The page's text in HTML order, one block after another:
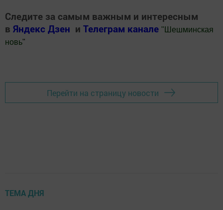
Следите за самым важным и интересным
в Яндекс Дзен и Телеграм канале " Шешминская
новь"
Перейти на страницу новости
ТЕМА ДНЯ